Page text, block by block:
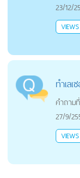
23/12/
VIEWS
ทำเล
คำถาม
27/9/
VIEWS